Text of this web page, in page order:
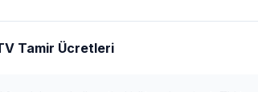
Tamir Ücretleri